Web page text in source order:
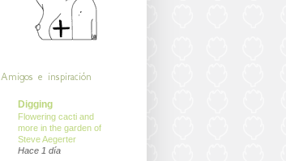
Amigos e inspiración
Digging
Flowering cacti and
more in the garden of
Steve Aegerter
Hace 1 día